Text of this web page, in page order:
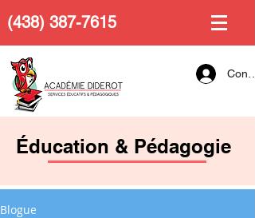
(438) 387-7615
Éducation & Pédagogie
Blogue